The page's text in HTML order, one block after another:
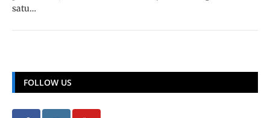
satu…
FOLLOW US